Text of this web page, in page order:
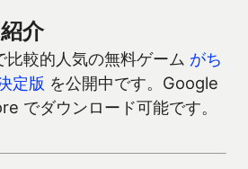
介
較的人気の無料ゲーム がち
定版 を公開中です。Google
でダウンロード可能です。